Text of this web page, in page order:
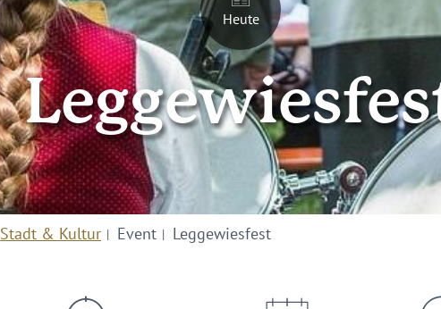
Heute
Stadt & Kultur Event Leggewiesfest